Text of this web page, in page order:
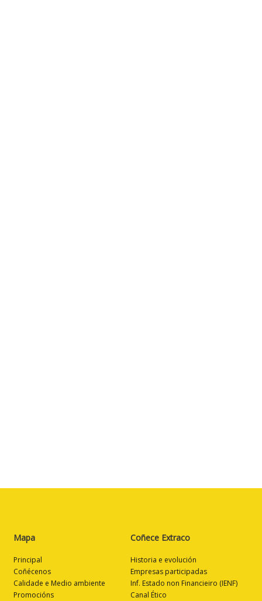
Mapa
Principal
Coñécenos
Calidade e Medio ambiente
Promocións
Coñece Extraco
Historia e evolución
Empresas participadas
Inf. Estado non Financieiro (IENF)
Canal Ético